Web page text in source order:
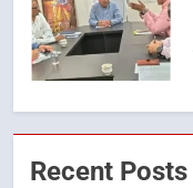
7
Recent Posts